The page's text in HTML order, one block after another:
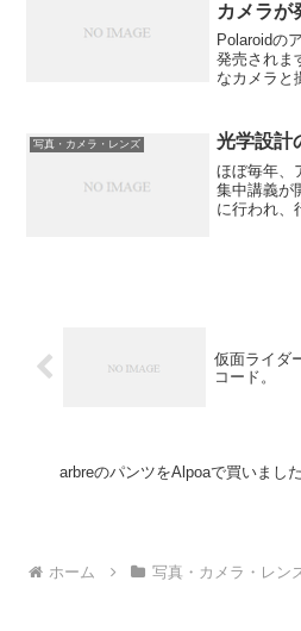
カメラが
Polaroidの
発売されま
なカメラと
写真・カメラ・レンズ 光学設計
ほぼ毎年、
集中講義が
に行われ、
仮面ライダ
コード。
arbreのパンツをAlpoaで買いました
ホーム 写真・カメラ・レン